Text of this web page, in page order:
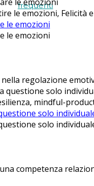
frequenti
le emozioni,
le emozioni
le emozioni
regolazione
mindful-
solo
solo
competenza